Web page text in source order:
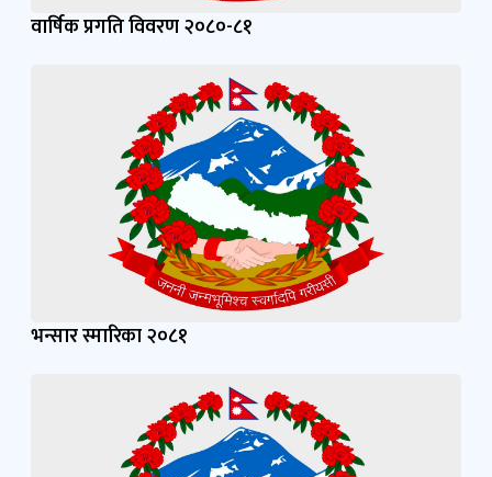
वार्षिक प्रगति विवरण २०८०-८१
भन्सार स्मारिका २०८१